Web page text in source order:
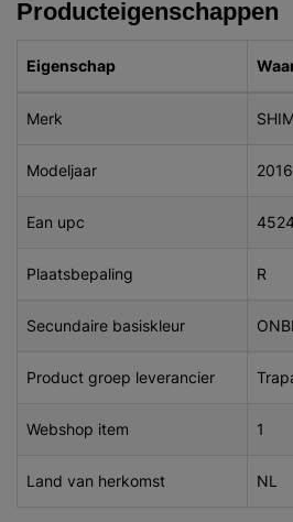
Producteigenschappen
Eigenschap
Merk
Modeljaar 2016
Ean upc
Plaatsbepaling R
Secundaire basiskleur
Product groep leverancier
Webshop item 1
Land van herkomst NL